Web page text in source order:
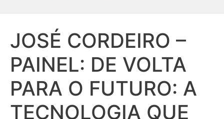
JOSÉ CORDEIRO –
PAINEL: DE VOLTA
PARA O FUTURO: A
TECNOLOGIA QUE